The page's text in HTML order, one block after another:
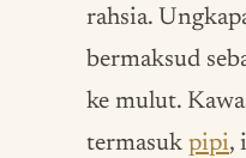
rahsia.
bermaksud
ke mulut.
termasuk pipi,